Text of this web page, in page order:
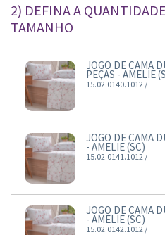
2) DEFINA A
TAMANHO
JOGO DE CAMA
PEÇAS - AMELIE
15.02.0140.1012 /
JOGO DE CAMA
- AMELIE (SC)
15.02.0141.1012 /
JOGO DE CAMA
- AMELIE (SC)
15.02.0142.1012 /